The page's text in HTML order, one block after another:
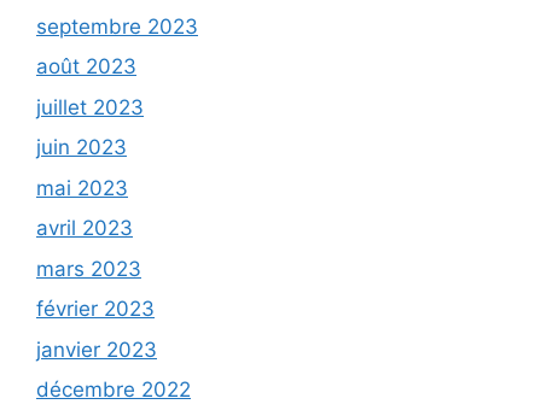
septembre 2023
août 2023
juillet 2023
juin 2023
mai 2023
avril 2023
mars 2023
février 2023
janvier 2023
décembre 2022